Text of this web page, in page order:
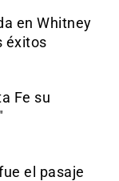
en Whitney
éxitos
Fe su
el pasaje